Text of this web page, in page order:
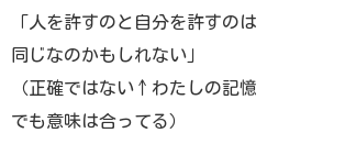
「人を許すのと自分を許すのは
同じなのかもしれない」
（正確ではない↑わたしの記憶
でも意味は合ってる）